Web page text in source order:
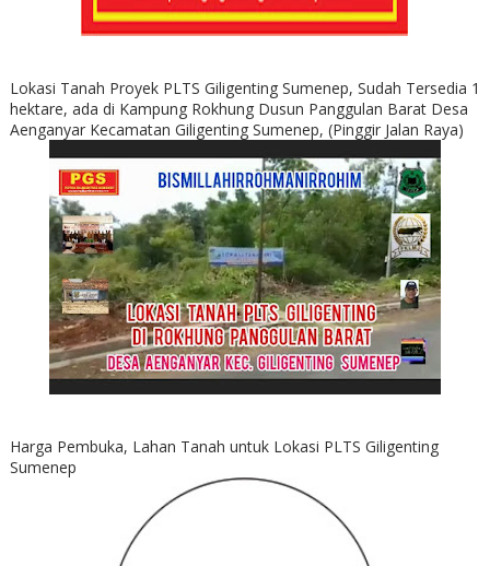
Lokasi Tanah Proyek PLTS Giligenting Sumenep, Sudah Tersedia 1
hektare, ada di Kampung Rokhung Dusun Panggulan Barat Desa
Aenganyar Kecamatan Giligenting Sumenep, (Pinggir Jalan Raya)
Harga Pembuka, Lahan Tanah untuk Lokasi PLTS Giligenting
Sumenep